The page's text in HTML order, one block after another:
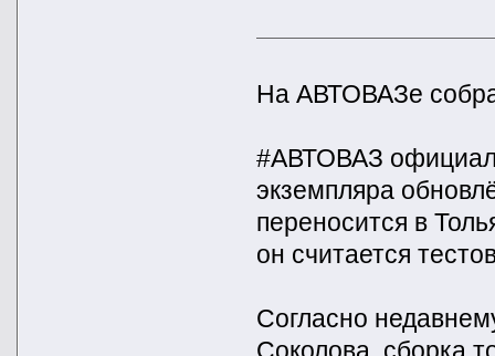
На АВТОВАЗе
#АВТОВАЗ
экземпляра
переносится в
он считается
Согласно